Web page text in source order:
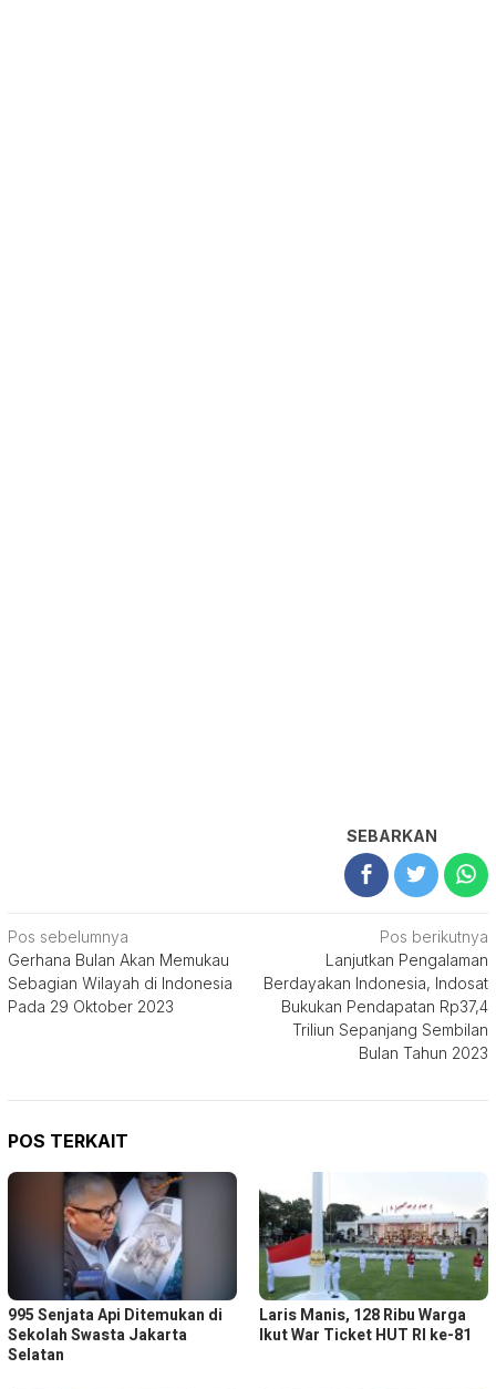
SEBARKAN
Navigasi
pos
Pos sebelumnya
Gerhana Bulan Akan Memukau
Sebagian Wilayah di Indonesia
Pada 29 Oktober 2023
Pos berikutnya
Lanjutkan Pengalaman
Berdayakan Indonesia, Indosat
Bukukan Pendapatan Rp37,4
Triliun Sepanjang Sembilan
Bulan Tahun 2023
POS TERKAIT
995 Senjata Api Ditemukan di
Sekolah Swasta Jakarta
Selatan
Laris Manis, 128 Ribu Warga
Ikut War Ticket HUT RI ke-81